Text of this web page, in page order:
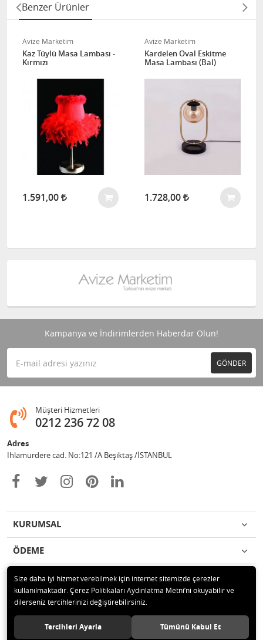
Benzer Ürünler
Avize Marketim
Kaz Tüylü Masa Lambası -
Kırmızı
1.591,00
Avize Marketim
Kardelen Oval Eskitme
Masa Lambası (Bal)
1.728,00
Kampanya ve İndirimlerden Haberdar Olun!
GÖNDER
Müşteri Hizmetleri
0212 236 72 08
Adres
Ihlamurdere cad. No:121 /A Beşiktaş /İSTANBUL
KURUMSAL
ÖDEME
İLETİŞİM
© 2020 Avize Marketim Tüm hakları saklıdır.
Size daha iyi hizmet verebilmek için internet sitemizde çerezler
kullanılmaktadır. Çerez Politikaları Aydınlatma Metni’ni okuyabilir ve
dilerseniz tercihlerinizi değiştirebilirsiniz.
Tercihleri Ayarla Tümünü Kabul Et